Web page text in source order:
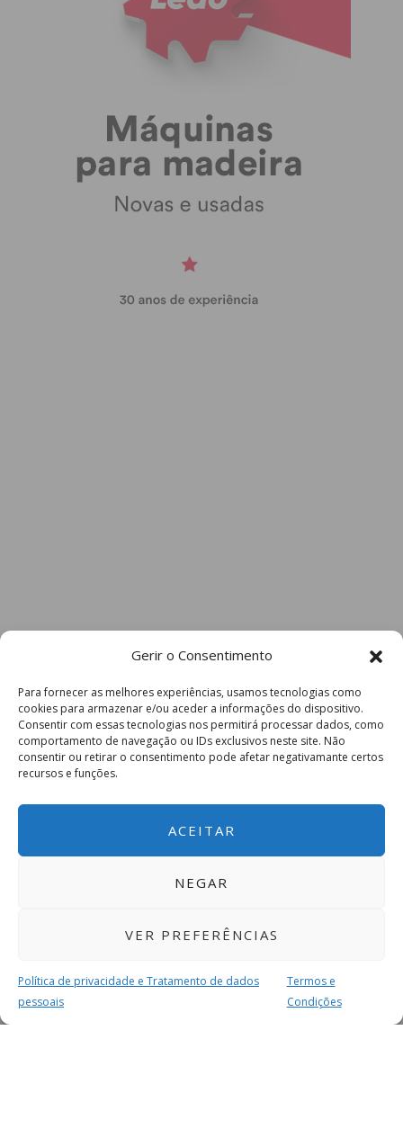
Gerir o Consentimento
Para fornecer as melhores experiências, usamos tecnologias como
cookies para armazenar e/ou aceder a informações do dispositivo.
Consentir com essas tecnologias nos permitirá processar dados, como
comportamento de navegação ou IDs exclusivos neste site. Não
consentir ou retirar o consentimento pode afetar negativamante certos
recursos e funções.
ACEITAR
NEGAR
VER PREFERÊNCIAS
Política de privacidade e Tratamento de dados
pessoais
Termos e
Condições